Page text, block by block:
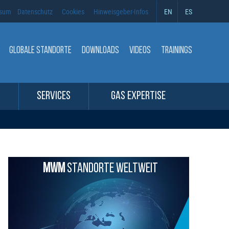
Datenschutz Cookies Hinweisgeber-Infos EN ES
GLOBALE STANDORTE DOWNLOADS VIDEOS TRAININGS
SERVICES GAS EXPERTISE
MWMSTANDORTE WELTWEIT